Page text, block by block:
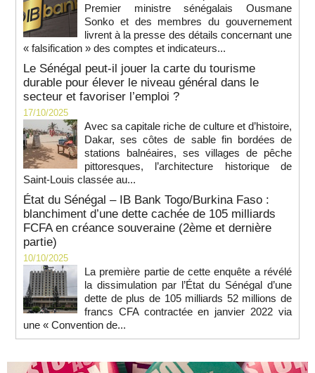
Premier ministre sénégalais Ousmane
Sonko et des membres du gouvernement
livrent à la presse des détails concernant une
« falsification » des comptes et indicateurs...
Le Sénégal peut-il jouer la carte du tourisme
durable pour élever le niveau général dans le
secteur et favoriser l’emploi ?
17/10/2025
Avec sa capitale riche de culture et d’histoire,
Dakar, ses côtes de sable fin bordées de
stations balnéaires, ses villages de pêche
pittoresques, l’architecture historique de
Saint-Louis classée au...
État du Sénégal – IB Bank Togo/Burkina Faso :
blanchiment d’une dette cachée de 105 milliards
FCFA en créance souveraine (2ème et dernière
partie)
10/10/2025
La première partie de cette enquête a révélé
la dissimulation par l’État du Sénégal d’une
dette de plus de 105 milliards 52 millions de
francs CFA contractée en janvier 2022 via
une « Convention de...